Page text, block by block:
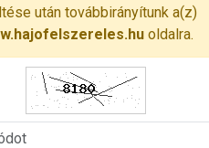
után továbbirányítunk a(z)
oldalra.